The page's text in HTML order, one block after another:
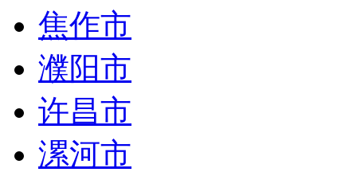
焦作市
濮阳市
许昌市
漯河市